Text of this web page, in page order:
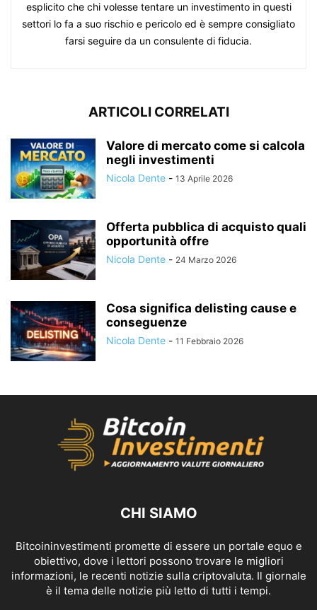
esplicito che chi volesse tentare un investimento in questi
settori lo fa a suo rischio e pericolo ed è sempre consigliato
farsi seguire da un consulente di fiducia.
ARTICOLI CORRELATI
Valore di mercato come si calcola
negli investimenti
Nicola Dente - 13 Aprile 2026
Offerta pubblica di acquisto quali
opportunità offre
Nicola Dente - 24 Marzo 2026
Cosa significa delisting cause e
conseguenze
Nicola Dente - 11 Febbraio 2026
CHI SIAMO
Bitcoininvestimenti promette di essere un portale equo e
obiettivo, dove i lettori possono trovare le migliori
informazioni, le recenti notizie sulla criptovaluta. Il giornale
è il tema delle notizie più letto di tutti i tempi.